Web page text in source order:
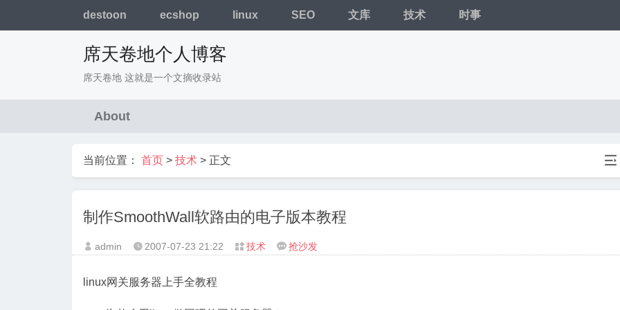
destoon ecshop linux SEO 文库 技术 时事
席天卷地个人博客
席天卷地 这就是一个文摘收录站
About

当前位置： 首页 > 技术 > 正文
制作SmoothWall软路由的电子版本教程
 admin  2007-07-23 21:22  技术  抢沙发
linux网关服务器上手全教程